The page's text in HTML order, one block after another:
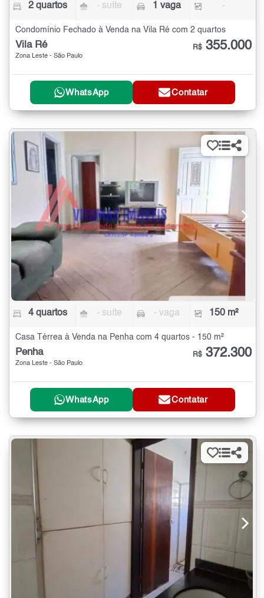
2 quartos - suíte 1 vaga -
Condomínio Fechado à Venda na Vila Ré com 2 quartos
Vila Ré
Zona Leste - São Paulo
R$ 355.000
WhatsApp Contatar
4 quartos - suíte - vaga 150 m²
Casa Térrea à Venda na Penha com 4 quartos - 150 m²
Penha
Zona Leste - São Paulo
R$ 372.300
WhatsApp Contatar